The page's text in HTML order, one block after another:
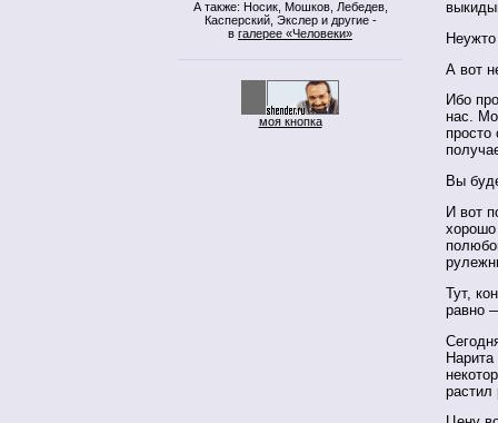
А также: Носик, Мошков, Лебедев,
Касперский, Экслер и другие -
в галерее «Человеки»
моя кнопка
А вот
Ибо
нас.
просто
Вы
И вот
хорошо
Тут,
равно